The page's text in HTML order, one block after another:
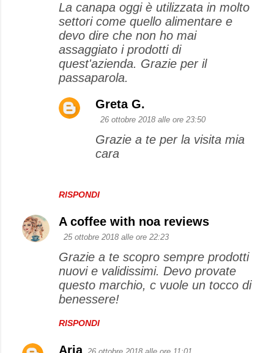
La canapa oggi è utilizzata in molto
settori come quello alimentare e
devo dire che non ho mai
assaggiato i prodotti di
quest'azienda. Grazie per il
passaparola.
RISPONDI
Greta G.
26 ottobre 2018 alle ore 23:50
Grazie a te per la visita mia
cara
A coffee with noa reviews
25 ottobre 2018 alle ore 22:23
Grazie a te scopro sempre prodotti
nuovi e validissimi. Devo provate
questo marchio, c vuole un tocco di
benessere!
RISPONDI
Aria